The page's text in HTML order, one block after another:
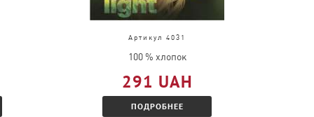
Артикул 4031
100 % хлопок
291 UAH
ПОДРОБНЕЕ